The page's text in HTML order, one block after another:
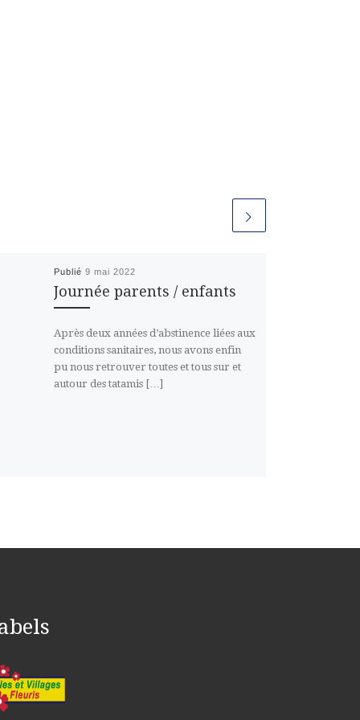
Publié 9 mai 2022
Journée parents / enfants
Après deux années d’abstinence liées aux
conditions sanitaires, nous avons enfin
pu nous retrouver toutes et tous sur et
autour des tatamis […]